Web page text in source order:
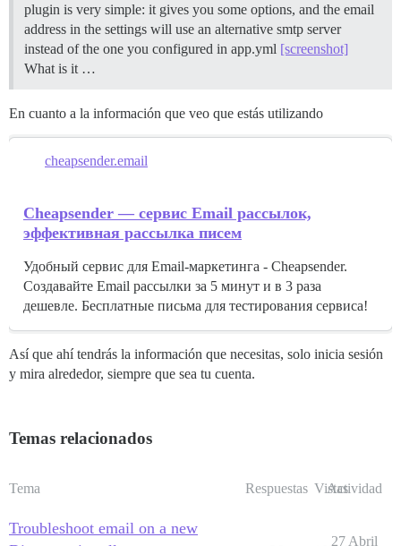
plugin is very simple: it gives you some options, and the email
address in the settings will use an alternative smtp server
instead of the one you configured in app.yml [screenshot]
What is it …
En cuanto a la información que veo que estás utilizando
cheapsender.email
Cheapsender — сервис Email рассылок,
эффективная рассылка писем
Удобный сервис для Email-маркетинга - Cheapsender.
Создавайте Email рассылки за 5 минут и в 3 раза
дешевле. Бесплатные письма для тестирования сервиса!
Así que ahí tendrás la información que necesitas, solo inicia sesión
y mira alrededor, siempre que sea tu cuenta.
Temas relacionados
Tema Respuestas Vistas
Actividad
Troubleshoot email on a new
27 Abril